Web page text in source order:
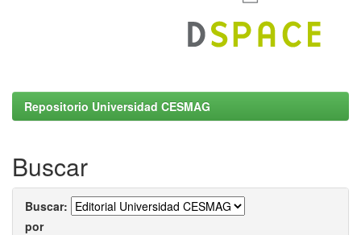
Repositorio Universidad CESMAG
Buscar
Buscar:
por